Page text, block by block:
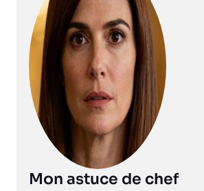
Mon astuce de chef